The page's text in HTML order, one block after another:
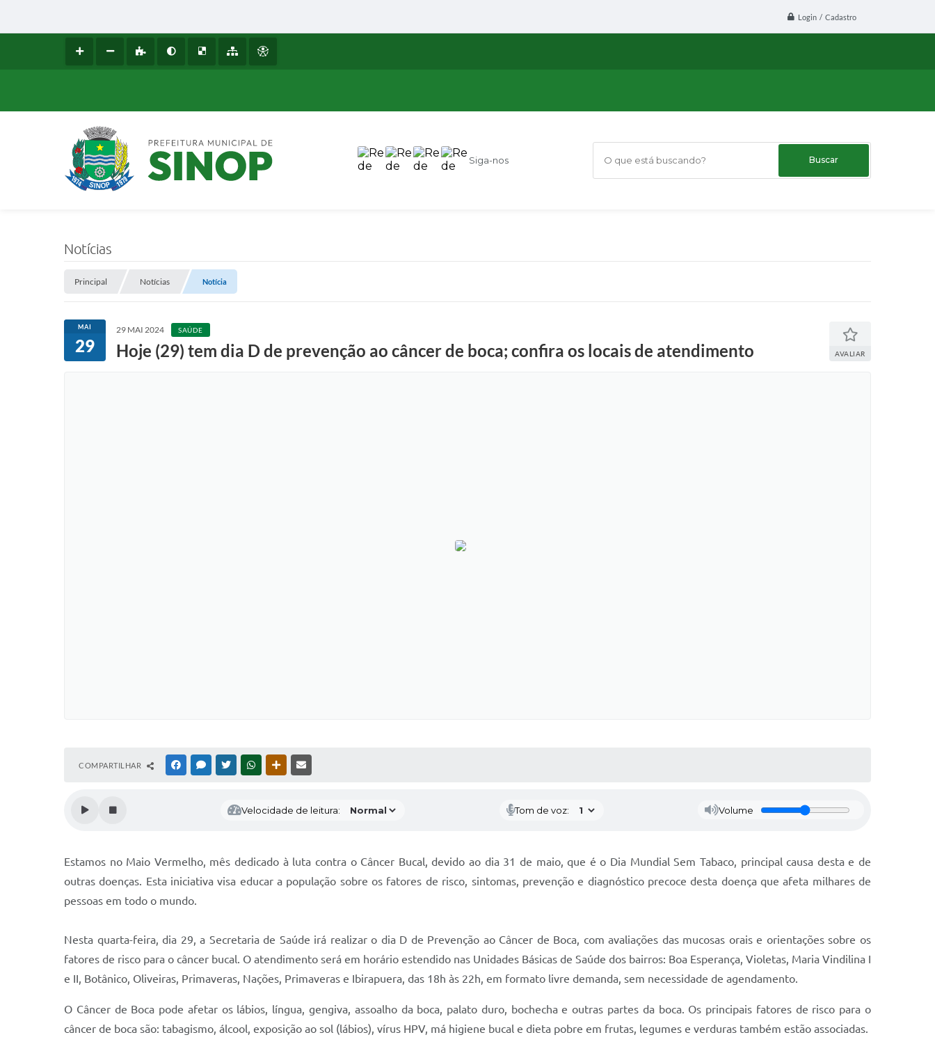
Login / Cadastro
Siga-nos O que está buscando?
Notícias
Principal Notícias Notícia
MAI
29
29 MAI 2024 SAÚDE
Hoje (29) tem dia D de prevenção ao câncer de boca; confira os locais de atendimento AVALIAR
COMPARTILHAR FACEBOOKMESSENGER
TWITTERWHATSAPPOUTRAS MÍDIAS
Velocidade de leitura: Tom de voz: Volume
Estamos no Maio Vermelho, mês dedicado à luta contra o Câncer Bucal, devido ao dia 31 de maio, que é o Dia Mundial Sem Tabaco, principal causa desta e de
outras doenças. Esta iniciativa visa educar a população sobre os fatores de risco, sintomas, prevenção e diagnóstico precoce desta doença que afeta milhares de
pessoas em todo o mundo.
Nesta quarta-feira, dia 29, a Secretaria de Saúde irá realizar o dia D de Prevenção ao Câncer de Boca, com avaliações das mucosas orais e orientações sobre os
fatores de risco para o câncer bucal. O atendimento será em horário estendido nas Unidades Básicas de Saúde dos bairros: Boa Esperança, Violetas, Maria Vindilina I
e II, Botânico, Oliveiras, Primaveras, Nações, Primaveras e Ibirapuera, das 18h às 22h, em formato livre demanda, sem necessidade de agendamento.
O Câncer de Boca pode afetar os lábios, língua, gengiva, assoalho da boca, palato duro, bochecha e outras partes da boca. Os principais fatores de risco para o
câncer de boca são: tabagismo, álcool, exposição ao sol (lábios), vírus HPV, má higiene bucal e dieta pobre em frutas, legumes e verduras também estão associadas.